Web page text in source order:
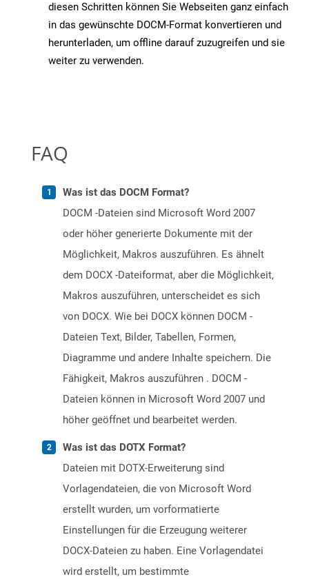
diesen Schritten können Sie Webseiten ganz einfach
in das gewünschte DOCM-Format konvertieren und
herunterladen, um offline darauf zuzugreifen und sie
weiter zu verwenden.
FAQ
Was ist das DOCM Format?
DOCM -Dateien sind Microsoft Word 2007
oder höher generierte Dokumente mit der
Möglichkeit, Makros auszuführen. Es ähnelt
dem DOCX -Dateiformat, aber die Möglichkeit,
Makros auszuführen, unterscheidet es sich
von DOCX. Wie bei DOCX können DOCM -
Dateien Text, Bilder, Tabellen, Formen,
Diagramme und andere Inhalte speichern. Die
Fähigkeit, Makros auszuführen . DOCM -
Dateien können in Microsoft Word 2007 und
höher geöffnet und bearbeitet werden.
Was ist das DOTX Format?
Dateien mit DOTX-Erweiterung sind
Vorlagendateien, die von Microsoft Word
erstellt wurden, um vorformatierte
Einstellungen für die Erzeugung weiterer
DOCX-Dateien zu haben. Eine Vorlagendatei
wird erstellt, um bestimmte